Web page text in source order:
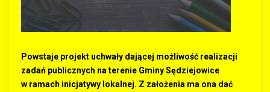
Powstaje projekt uchwały dającej możliwość realizacji
zadań publicznych na terenie Gminy Sędziejowice
w ramach inicjatywy lokalnej. Z założenia ma ona dać